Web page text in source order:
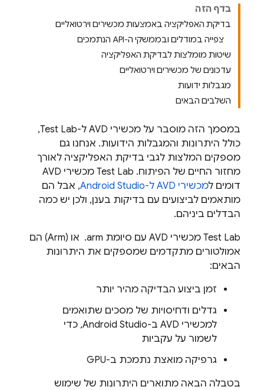
בדף הזה
בדיקת האפליקציה באמצעות מכשירים וירטואליים
צפייה במודלים ובממשקי ה-API הנתמכים
שיטות מומלצות לבדיקת האפליקציה
עדכונים של מכשירים וירטואליים
מגבלות ידועות
השלבים הבאים
במסמך הזה מוסבר על מכשירי AVD ל- Test Lab
,
כולל היתרונות והמגבלות הידועות. אנחנו גם
מספקים המלצות לגבי בדיקת האפליקציה לאורך
מחזור החיים של הפיתוח. Test Lab
מכשירי AVD
דומים למכשירי AVD ל-Android Studio
, אבל הם
מותאמים לביצועים עם בדיקות בענן, ולכן יש כמה
הבדלים ביניהם.
Test Lab
מכשירי AVD עם סיומת ‎ .arm או (Arm) הם
אמולטורים מתקדמים שמספקים את היתרונות
הבאים:
זמן ביצוע הבדיקה מהיר יותר
גדלים ודחיסויות של מסכים שתואמים
למכשירי AVD ב-Android Studio, כדי
לשמור על עקביות
גרפיקה מואצת נתמכת ב-GPU
בטבלה הבאה מתוארים היתרונות של שימוש